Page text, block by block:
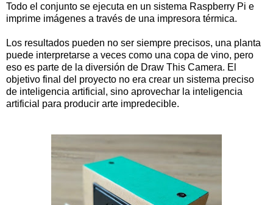
Todo el conjunto se ejecuta en un sistema Raspberry Pi e
imprime imágenes a través de una impresora térmica.
Los resultados pueden no ser siempre precisos, una planta
puede interpretarse a veces como una copa de vino, pero
eso es parte de la diversión de Draw This Camera. El
objetivo final del proyecto no era crear un sistema preciso
de inteligencia artificial, sino aprovechar la inteligencia
artificial para producir arte impredecible.